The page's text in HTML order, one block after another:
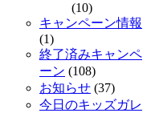
(10)
キャンペーン情報
(1)
終了済みキャンペ
ーン (108)
お知らせ (37)
今日のキッズガレ